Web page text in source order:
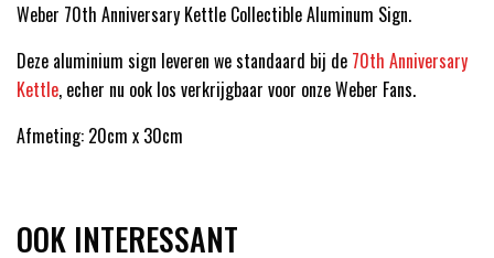
Weber 70th Anniversary Kettle Collectible Aluminum Sign.
Deze aluminium sign leveren we standaard bij de 70th Anniversary
Kettle, echer nu ook los verkrijgbaar voor onze Weber Fans.
Afmeting: 20cm x 30cm
OOK INTERESSANT